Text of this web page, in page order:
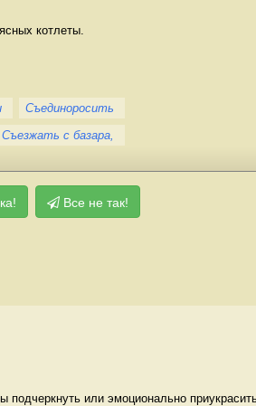
котлеты.
Съединоросить
Съезжать с базара,
Все не так!
или эмоционально приукрасить